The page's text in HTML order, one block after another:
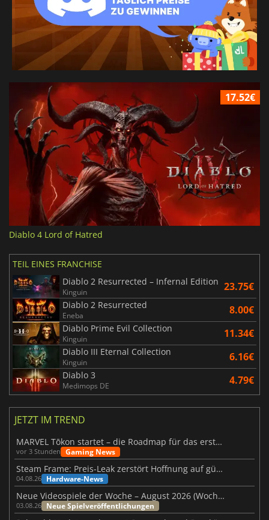
17.52€
Diablo 4 Lord of Hatred
TEIL EINES FRANCHISE
Diablo 2 Resurrected – Infernal Edition
Kinguin 23.75€
Diablo 2 Resurrected
Eneba 8.00€
Diablo Prime Evil Collection
Kinguin 11.34€
Diablo III Eternal Collection
Kinguin 6.16€
Diablo 3
Medimops DE 4.79€
JETZT IM TREND
MARVEL Tōkon startet – die Roadmap für das erste Jahr wurde vorgestellt
vor 3 Stunden Gaming News
Steam Frame: Preis-Leak zerstört Hoffnung auf günstiges VR-Headset
04.08.26 Hardware-News
Neue Videospiele der Woche – August 2026 (Woche 32)
03.08.26 Neue Spielveröffentlichungen